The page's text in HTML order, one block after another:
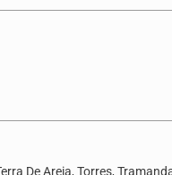
De Areia, Torres,